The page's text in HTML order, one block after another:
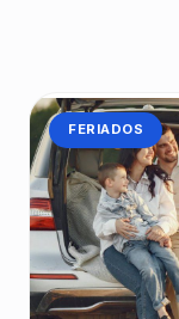
CATEGORÍA:
FERIADOS